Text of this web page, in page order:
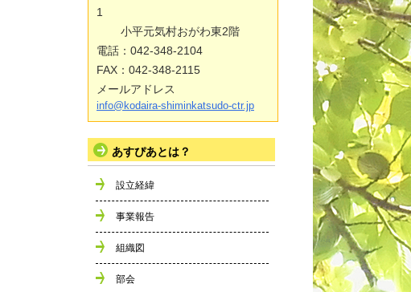
1
小平元気村おがわ東2階
電話：042-348-2104
FAX：042-348-2115
メールアドレス
info@kodaira-shiminkatsudo-ctr.jp
あすぴあとは？
設立経緯
事業報告
組織図
部会